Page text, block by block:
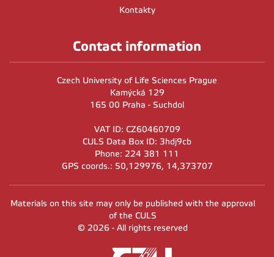
Kontakty
Contact information
Czech University of Life Sciences Prague
Kamýcká 129
165 00 Praha - Suchdol
VAT ID: CZ60460709
CULS Data Box ID: 3hdj9cb
Phone: 224 381 111
GPS coords.: 50,129976, 14,373707
Materials on this site may only be published with the approval
of the CULS
© 2026 - All rights reserved